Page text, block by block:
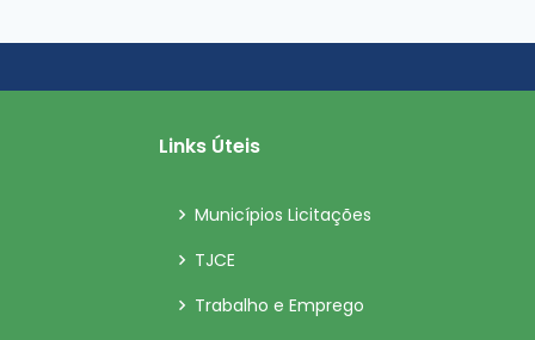
Links Úteis
Municípios Licitações
TJCE
Trabalho e Emprego